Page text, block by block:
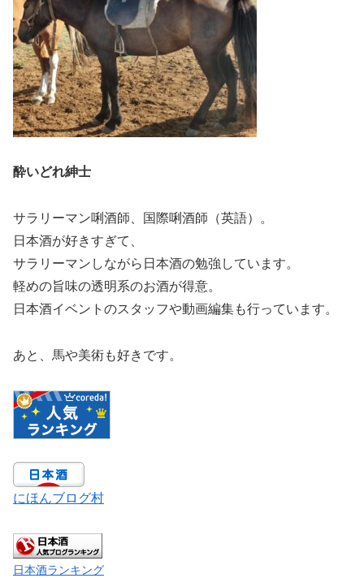
酔いどれ紳士
サラリーマン唎酒師、国際唎酒師（英語）。
日本酒が好きすぎて、
サラリーマンしながら日本酒の勉強しています。
軽めの旨味の透明系のお酒が得意。
日本酒イベントのスタッフや動画編集も行っています。
あと、馬や美術も好きです。
にほんブログ村
日本酒ランキング